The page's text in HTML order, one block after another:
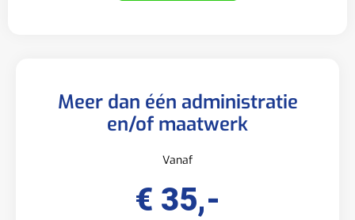
Meer dan één administratie
en/of maatwerk
Vanaf
€ 35,-